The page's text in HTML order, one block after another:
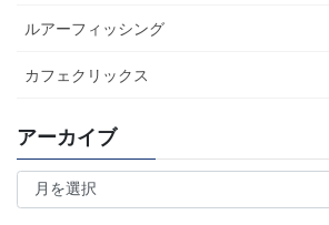
ルアーフィッシング
カフェクリックス
アーカイブ
ア
ー